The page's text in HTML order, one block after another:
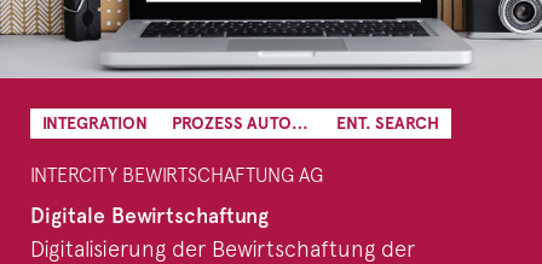
INTEGRATION PROZESS AUTOMATION ENT. SEARCH
INTERCITY BEWIRTSCHAFTUNG AG
Digitale Bewirtschaftung
Digitalisierung der Bewirtschaftung der